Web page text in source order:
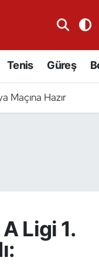
Tenis Güreş
Maçına Hazır
Ligi 1.